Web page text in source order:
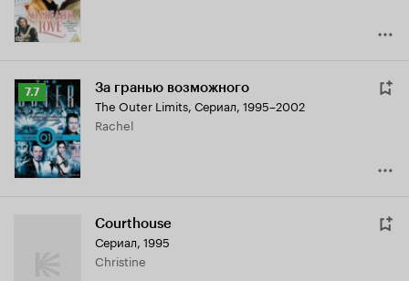
Рейтинг
Кинопоиска
7.7
7.7 За гранью возможного
The Outer Limits, Сериал, 1995–2002
Rachel
Courthouse
Сериал, 1995
Christine